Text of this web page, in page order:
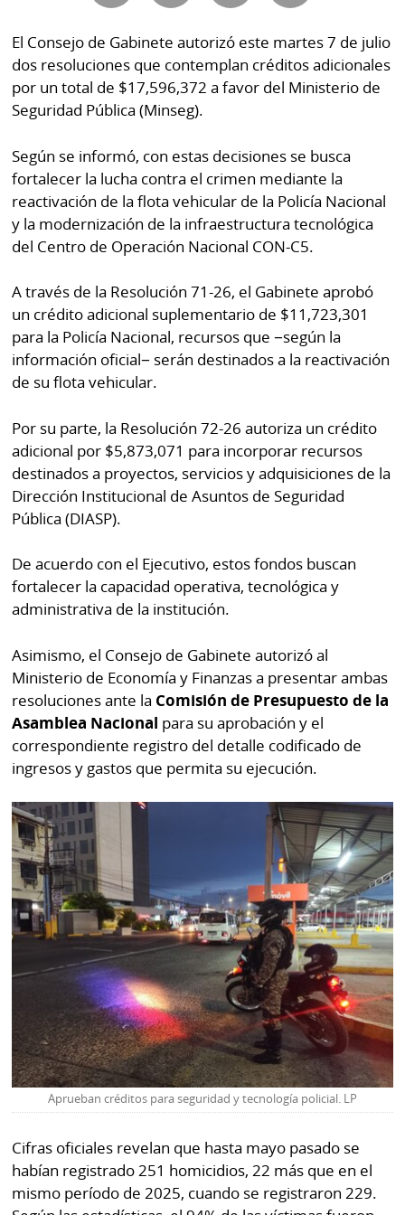
Buscador
Comunicados
Catálogos
Kiosko
digital
Luctuosas
RSS
Temas
Autores
Notas
al
lector
Buenas
prácticas
OTROS
SITIOS
Metro
Metro
Tienda
Panamá
Tiquetes
Cero
KM
Corprensa
Mi
Ellas
Club
La
Busca
Fácil
⌾
por
Hoy
⌾
Sábado
Picante
La
Repregunta
Tal
Cual
⌾
Sabrina
Sin
Censura
El Consejo de Gabinete autorizó este martes 7 de julio
dos resoluciones que contemplan créditos adicionales
por un total de $17,596,372 a favor del Ministerio de
Seguridad Pública (Minseg).
Según se informó, con estas decisiones se busca
fortalecer la lucha contra el crimen mediante la
reactivación de la flota vehicular de la Policía Nacional
y la modernización de la infraestructura tecnológica
del Centro de Operación Nacional CON-C5.
A través de la Resolución 71-26, el Gabinete aprobó
un crédito adicional suplementario de $11,723,301
para la Policía Nacional, recursos que −según la
información oficial− serán destinados a la reactivación
de su flota vehicular.
Por su parte, la Resolución 72-26 autoriza un crédito
adicional por $5,873,071 para incorporar recursos
destinados a proyectos, servicios y adquisiciones de la
Dirección Institucional de Asuntos de Seguridad
Pública (DIASP).
De acuerdo con el Ejecutivo, estos fondos buscan
fortalecer la capacidad operativa, tecnológica y
administrativa de la institución.
Asimismo, el Consejo de Gabinete autorizó al
Ministerio de Economía y Finanzas a presentar ambas
resoluciones ante la Comisión de Presupuesto de la
Asamblea Nacional para su aprobación y el
correspondiente registro del detalle codificado de
ingresos y gastos que permita su ejecución.
Aprueban créditos para seguridad y tecnología policial. LP
Cifras oficiales revelan que hasta mayo pasado se
habían registrado 251 homicidios, 22 más que en el
mismo período de 2025, cuando se registraron 229.